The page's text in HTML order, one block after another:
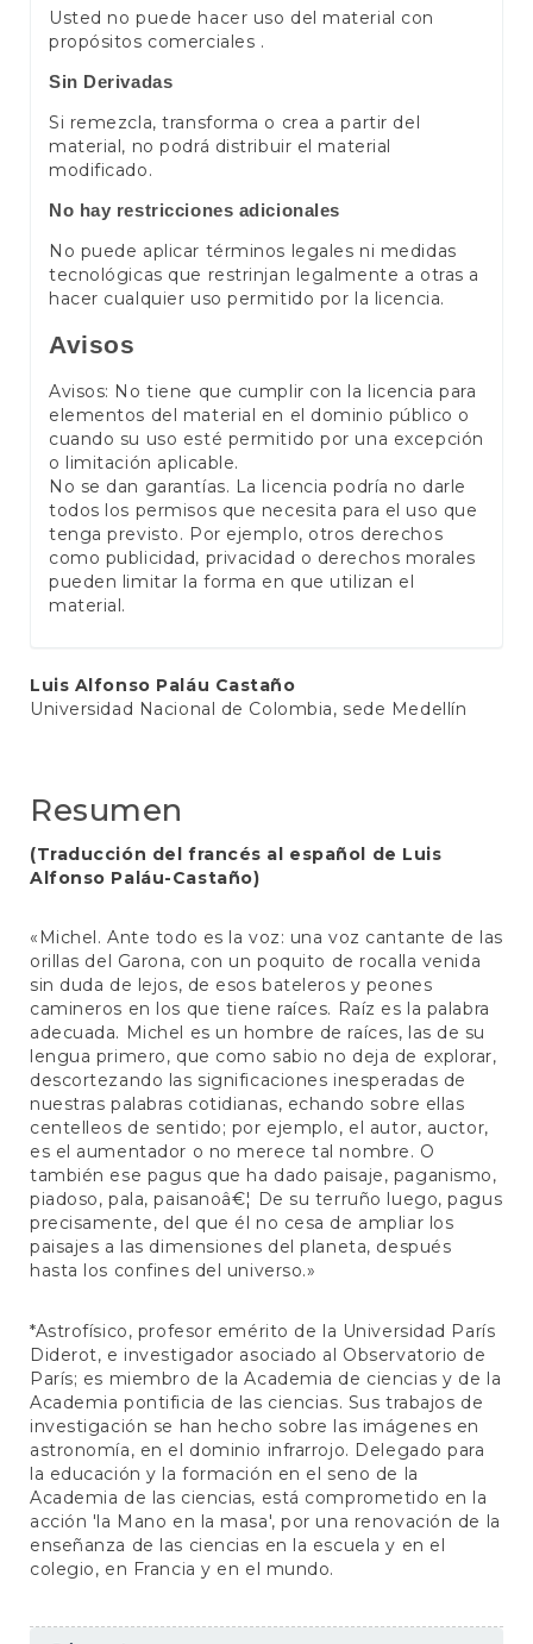
Usted no puede hacer uso del material con
propósitos comerciales .
Sin Derivadas
Si remezcla, transforma o crea a partir del
material, no podrá distribuir el material
modificado.
No hay restricciones adicionales
No puede aplicar términos legales ni medidas
tecnológicas que restrinjan legalmente a otras a
hacer cualquier uso permitido por la licencia.
Avisos
Avisos: No tiene que cumplir con la licencia para
elementos del material en el dominio público o
cuando su uso esté permitido por una excepción
o limitación aplicable.
No se dan garantías. La licencia podría no darle
todos los permisos que necesita para el uso que
tenga previsto. Por ejemplo, otros derechos
como publicidad, privacidad o derechos morales
pueden limitar la forma en que utilizan el
material.
Contenido
principal
artículo
Luis Alfonso Paláu Castaño
Universidad Nacional de Colombia, sede Medellín
Resumen
(Traducción del francés al español de Luis
Alfonso Paláu-Castaño)
«Michel. Ante todo es la voz: una voz cantante de las
orillas del Garona, con un poquito de rocalla venida
sin duda de lejos, de esos bateleros y peones
camineros en los que tiene raíces. Raíz es la palabra
adecuada. Michel es un hombre de raíces, las de su
lengua primero, que como sabio no deja de explorar,
descortezando las significaciones inesperadas de
nuestras palabras cotidianas, echando sobre ellas
centelleos de sentido; por ejemplo, el autor, auctor,
es el aumentador o no merece tal nombre. O
también ese pagus que ha dado paisaje, paganismo,
piadoso, pala, paisanoâ€¦ De su terruño luego, pagus
precisamente, del que él no cesa de ampliar los
paisajes a las dimensiones del planeta, después
hasta los confines del universo.»
*Astrofísico, profesor emérito de la Universidad París
Diderot, e investigador asociado al Observatorio de
París; es miembro de la Academia de ciencias y de la
Academia pontificia de las ciencias. Sus trabajos de
investigación se han hecho sobre las imágenes en
astronomía, en el dominio infrarrojo. Delegado para
la educación y la formación en el seno de la
Academia de las ciencias, está comprometido en la
acción 'la Mano en la masa', por una renovación de la
enseñanza de las ciencias en la escuela y en el
colegio, en Francia y en el mundo.